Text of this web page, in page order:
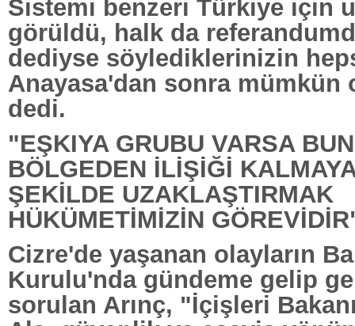
Sistemi benzeri Türkiye için
görüldü, halk da
dediyse söylediklerinizin
Anayasa'dan sonra mümkün
dedi.
"EŞKIYA GRUBU VARSA
BÖLGEDEN İLİŞİĞİ
ŞEKİLDE UZAKLAŞTIRMAK
HÜKÜMETİMİZİN
Cizre'de yaşanan olayların
Kurulu'nda gündeme gelip
sorulan Arınç, "İçişleri